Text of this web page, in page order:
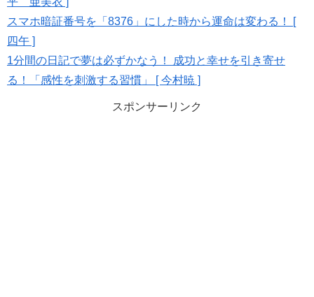
スマホ暗証番号を「8376」にした時から運命は変わる！ [
四午 ]
1分間の日記で夢は必ずかなう！ 成功と幸せを引き寄せ
る！「感性を刺激する習慣」 [ 今村暁 ]
スポンサーリンク